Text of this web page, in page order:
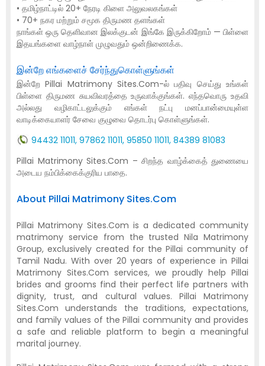
• தமிழ்நாட்டில் 20+ நேரடி கிளை அலுவலகங்கள்
• 70+ நகர மற்றும் சமூக திருமண தளங்கள்
நாங்கள் ஒரு தெளிவான இலக்குடன் இங்கே இருக்கிறோம் — பிள்ளை
இதயங்களை வாழ்நாள் முழுவதும் ஒன்றிணைக்க.
இன்றே எங்களைச் சேர்ந்துகொள்ளுங்கள்
இன்றே Pillai Matrimony Sites.Com-ல் பதிவு செய்து உங்கள்
பிள்ளை திருமண சுயவிவரத்தை உருவாக்குங்கள். எந்தவொரு உதவி
அல்லது வழிகாட்டலுக்கும் எங்கள் நட்பு மனப்பான்மையுள்ள
வாடிக்கையாளர் சேவை குழுவை தொடர்பு கொள்ளுங்கள்.
94432 11011, 97862 11011, 95850 11011, 84389 81083
Pillai Matrimony Sites.Com – சிறந்த வாழ்க்கைத் துணையை
அடைய நம்பிக்கைக்குரிய பாதை.
About Pillai Matrimony Sites.Com
Pillai Matrimony Sites.Com is a dedicated community
matrimony service from the trusted Nila Matrimony
Group, exclusively created for the Pillai community of
Tamil Nadu. With over 20 years of experience in Pillai
Matrimony Sites.Com services, we proudly help Pillai
brides and grooms find their perfect life partners with
dignity, trust, and cultural values. Pillai Matrimony
Sites.Com understands the traditions, expectations,
and family values of the Pillai community and provides
a safe and reliable platform to begin a meaningful
marital journey.